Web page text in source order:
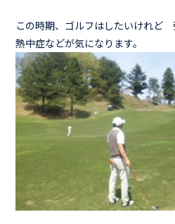
この時期、ゴルフはしたいけれど
熱中症などが気になります。